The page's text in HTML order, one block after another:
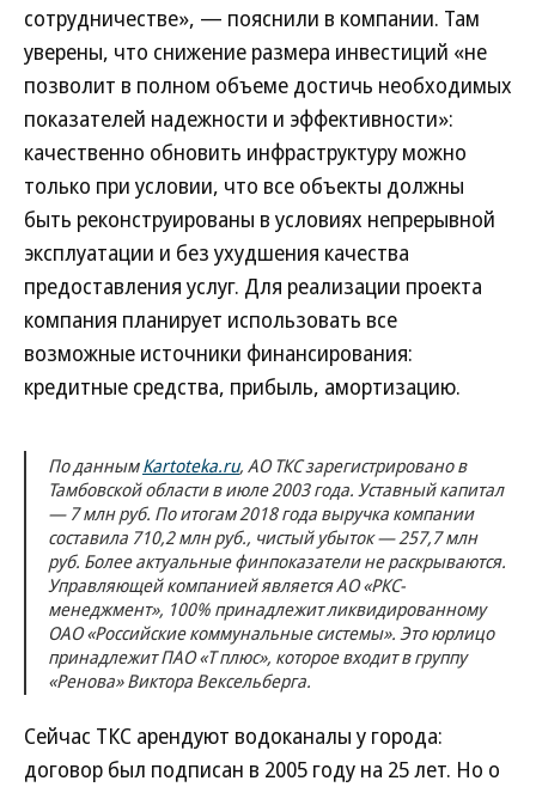
сотрудничестве», — пояснили в компании. Там
уверены, что снижение размера инвестиций «не
позволит в полном объеме достичь необходимых
показателей надежности и эффективности»:
качественно обновить инфраструктуру можно
только при условии, что все объекты должны
быть реконструированы в условиях непрерывной
эксплуатации и без ухудшения качества
предоставления услуг. Для реализации проекта
компания планирует использовать все
возможные источники финансирования:
кредитные средства, прибыль, амортизацию.
По даннымKartoteka.ru, АО ТКС зарегистрировано в
Тамбовской области в июле 2003 года. Уставный капитал
— 7 млн руб. По итогам 2018 года выручка компании
составила 710,2 млн руб., чистый убыток — 257,7 млн
руб. Более актуальные финпоказатели не раскрываются.
Управляющей компанией является АО «РКС-
менеджмент», 100% принадлежит ликвидированному
ОАО «Российские коммунальные системы». Это юрлицо
принадлежит ПАО «Т плюс», которое входит в группу
«Ренова» Виктора Вексельберга.
Сейчас ТКС арендуют водоканалы у города:
договор был подписан в 2005 году на 25 лет. Но о